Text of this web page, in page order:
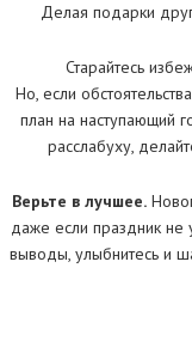
Делая подарки
Старайтесь
Но, если
план на наступающий
расслабуху,
Верьте в лучшее.
даже если праздник не
выводы, улыбнитесь и